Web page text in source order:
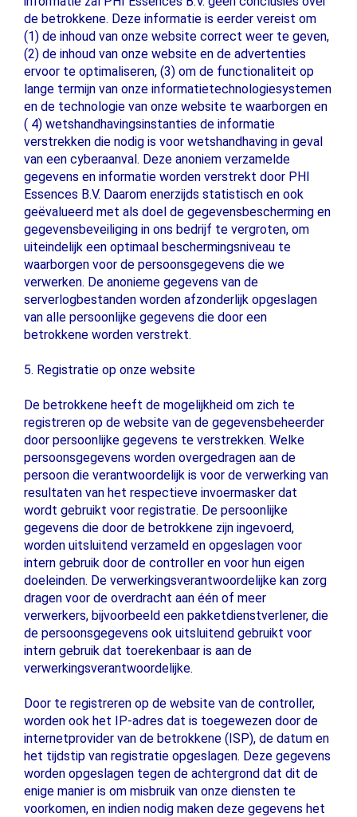
de betrokkene. Deze informatie is eerder vereist om
(1) de inhoud van onze website correct weer te geven,
(2) de inhoud van onze website en de advertenties
ervoor te optimaliseren, (3) om de functionaliteit op
lange termijn van onze informatietechnologiesystemen
en de technologie van onze website te waarborgen en
( 4) wetshandhavingsinstanties de informatie
verstrekken die nodig is voor wetshandhaving in geval
van een cyberaanval. Deze anoniem verzamelde
gegevens en informatie worden verstrekt door PHI
Essences B.V. Daarom enerzijds statistisch en ook
geëvalueerd met als doel de gegevensbescherming en
gegevensbeveiliging in ons bedrijf te vergroten, om
uiteindelijk een optimaal beschermingsniveau te
waarborgen voor de persoonsgegevens die we
verwerken. De anonieme gegevens van de
serverlogbestanden worden afzonderlijk opgeslagen
van alle persoonlijke gegevens die door een
betrokkene worden verstrekt.
5. Registratie op onze website
De betrokkene heeft de mogelijkheid om zich te
registreren op de website van de gegevensbeheerder
door persoonlijke gegevens te verstrekken. Welke
persoonsgegevens worden overgedragen aan de
persoon die verantwoordelijk is voor de verwerking van
resultaten van het respectieve invoermasker dat
wordt gebruikt voor registratie. De persoonlijke
gegevens die door de betrokkene zijn ingevoerd,
worden uitsluitend verzameld en opgeslagen voor
intern gebruik door de controller en voor hun eigen
doeleinden. De verwerkingsverantwoordelijke kan zorg
dragen voor de overdracht aan één of meer
verwerkers, bijvoorbeeld een pakketdienstverlener, die
de persoonsgegevens ook uitsluitend gebruikt voor
intern gebruik dat toerekenbaar is aan de
verwerkingsverantwoordelijke.
Door te registreren op de website van de controller,
worden ook het IP-adres dat is toegewezen door de
internetprovider van de betrokkene (ISP), de datum en
het tijdstip van registratie opgeslagen. Deze gegevens
worden opgeslagen tegen de achtergrond dat dit de
enige manier is om misbruik van onze diensten te
voorkomen, en indien nodig maken deze gegevens het